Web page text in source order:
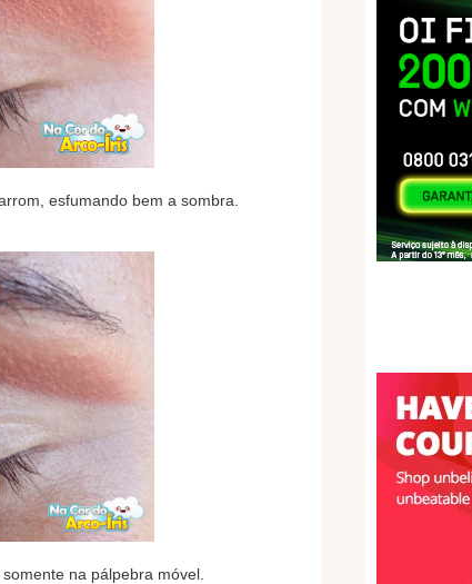
esfumando bem a sombra.
na pálpebra móvel.